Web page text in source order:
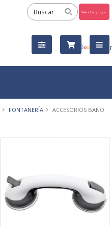
by
FONTANERÍA ACCESORIOS BAÑO